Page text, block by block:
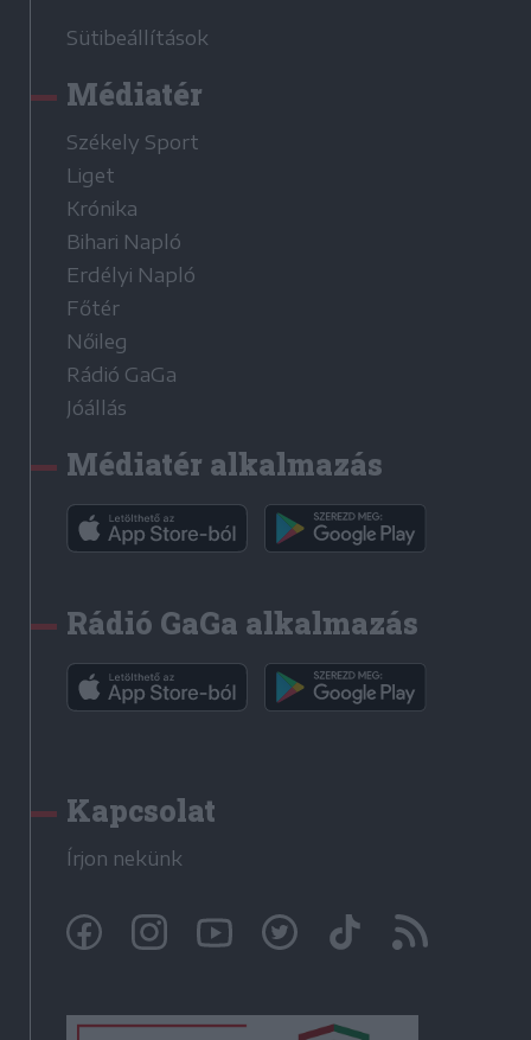
Sütibeállítások
Médiatér
Székely Sport
Liget
Krónika
Bihari Napló
Erdélyi Napló
Főtér
Nőileg
Rádió GaGa
Jóállás
Médiatér alkalmazás
Rádió GaGa alkalmazás
Kapcsolat
Írjon nekünk